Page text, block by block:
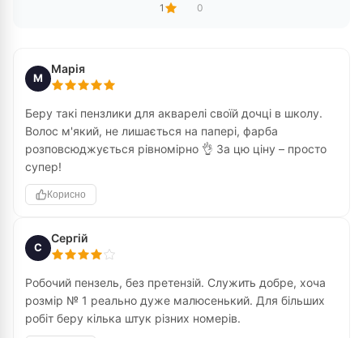
1
0
М
Марія
Беру такі пензлики для акварелі своїй дочці в школу.
Волос м'який, не лишається на папері, фарба
розповсюджується рівномірно 👌 За цю ціну – просто
супер!
Корисно
С
Сергій
Робочий пензель, без претензій. Служить добре, хоча
розмір № 1 реально дуже малюсенький. Для більших
робіт беру кілька штук різних номерів.